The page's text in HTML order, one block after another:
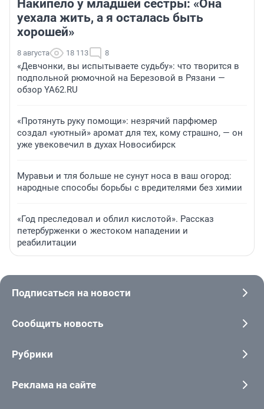
Накипело у младшей сестры: «Она
уехала жить, а я осталась быть
хорошей»
8 августа 18 113 8
«Девчонки, вы испытываете судьбу»: что творится в
подпольной рюмочной на Березовой в Рязани —
обзор YA62.RU
«Протянуть руку помощи»: незрячий парфюмер
создал «уютный» аромат для тех, кому страшно, — он
уже увековечил в духах Новосибирск
Муравьи и тля больше не сунут носа в ваш огород:
народные способы борьбы с вредителями без химии
«Год преследовал и облил кислотой». Рассказ
петербурженки о жестоком нападении и
реабилитации
Подписаться на новости
Сообщить новость
Рубрики
Реклама на сайте